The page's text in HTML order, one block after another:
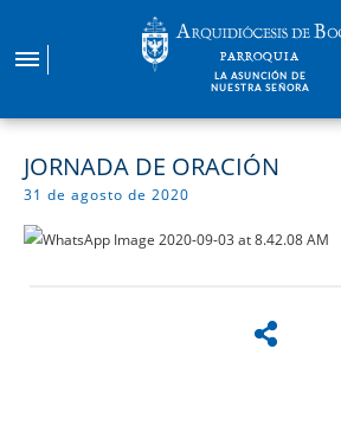
contenido
PARROQUIA
LA ASUNCIÓN DE
NUESTRA SEÑORA
JORNADA DE ORACIÓN
31 de agosto de 2020